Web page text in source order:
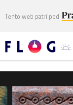
Tento web patrí pod